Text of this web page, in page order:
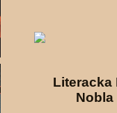
Literacka
Nobla